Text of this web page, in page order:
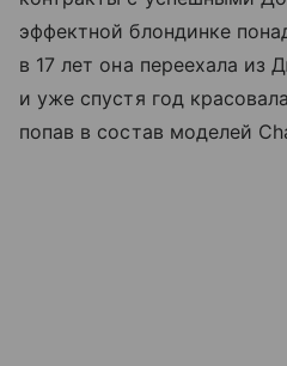
эффектной блондинке
в 17 лет она переехала
и уже спустя год
попав в состав моделей